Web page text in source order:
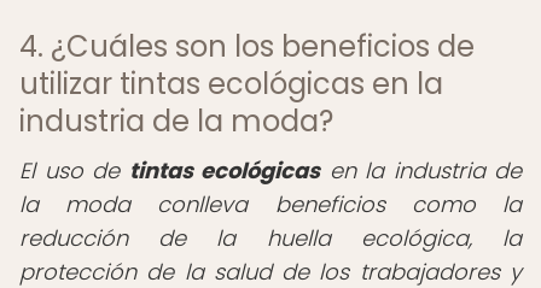
4. ¿Cuáles son los beneficios de
utilizar tintas ecológicas en la
industria de la moda?
El uso de tintas ecológicasen la industria de
la moda conlleva beneficios como la
reducción de la huella ecológica, la
protección de la salud de los trabajadores y